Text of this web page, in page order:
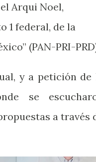
Arqui Noel,
1 federal, de la
(PAN-PRI-
y a petición de
se
a través